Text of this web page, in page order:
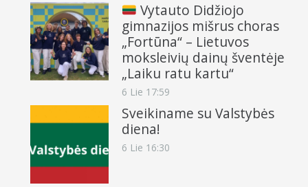
Vytauto Didžiojo
gimnazijos mišrus choras
„Fortūna“ – Lietuvos
moksleivių dainų šventėje
„Laiku ratu kartu“
6 Lie 17:59
Sveikiname su Valstybės
diena!
6 Lie 16:30